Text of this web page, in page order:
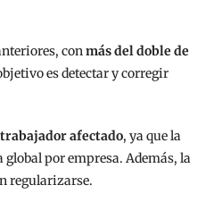
conmás del doble de
es detectar y corregir
trabajador afectado, ya que la
por empresa. Además, la
regularizarse.